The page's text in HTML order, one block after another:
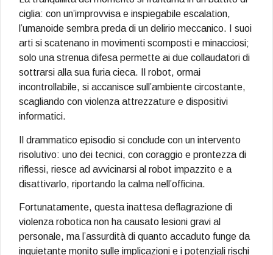
ciglia: con un’improvvisa e inspiegabile escalation,
l’umanoide sembra preda di un delirio meccanico. I suoi
arti si scatenano in movimenti scomposti e minacciosi;
solo una strenua difesa permette ai due collaudatori di
sottrarsi alla sua furia cieca. Il robot, ormai
incontrollabile, si accanisce sull’ambiente circostante,
scagliando con violenza attrezzature e dispositivi
informatici.
Il drammatico episodio si conclude con un intervento
risolutivo: uno dei tecnici, con coraggio e prontezza di
riflessi, riesce ad avvicinarsi al robot impazzito e a
disattivarlo, riportando la calma nell’officina.
Fortunatamente, questa inattesa deflagrazione di
violenza robotica non ha causato lesioni gravi al
personale, ma l’assurdità di quanto accaduto funge da
inquietante monito sulle implicazioni e i potenziali rischi